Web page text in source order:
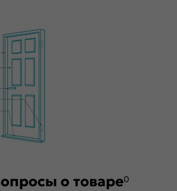
защелки (цвет: Черный) для легкого
закрывания
о товаре0